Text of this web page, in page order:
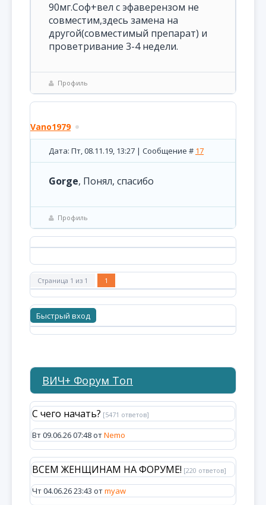
90мг.Соф+вел с эфаверензом не
совместим,здесь замена на
другой(совместимый препарат) и
проветривание 3-4 недели.
Профиль
Vano1979
Дата: Пт, 08.11.19, 13:27 | Сообщение # 17
Gorge, Понял, спасибо
Профиль
Страница 1 из 1 1
ВИЧ+ Форум Топ
С чего начать? [5471 ответов]
Вт 09.06.26 07:48 отNemo
ВСЕМ ЖЕНЩИНАМ НА ФОРУМЕ! [220 ответов]
Чт 04.06.26 23:43 отmyaw